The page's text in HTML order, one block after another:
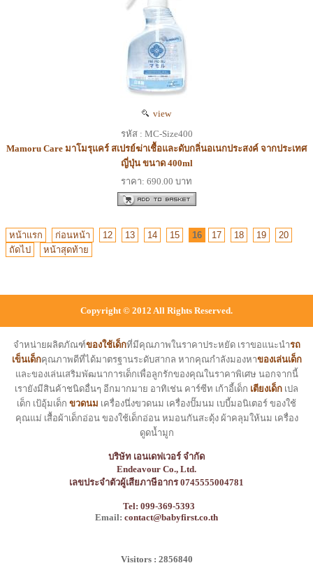
view
รหัส : MC-Size400
Mamoru Care มาโมรุแคร์ สเปรย์ฆ่าเชื้อและดับกลิ่นอเนกประสงค์ จากประเทศ
ญี่ปุ่น ขนาด 400ml
ราคา: 690.00 บาท
หน้าแรก ก่อนหน้า 12 13 14 15 16 17 18 19
20
ถัดไป
หน้าสุดท้าย
Copyright © 2012 All Rights Reserved.
จำหน่ายผลิตภัณฑ์ของใช้เด็กที่มีคุณภาพในราคาประหยัด เราขอแนะนำรถ
เข็นเด็กคุณภาพดีที่ได้มาตรฐานระดับสากล หากคุณกำลังมองหาของเล่นเด็ก
และของเล่นเสริมพัฒนาการเด็กเพื่อลูกรักของคุณในราคาพิเศษ นอกจากนี้
เรายังมีสินค้าชนิดอื่นๆ อีกมากมาย อาทิเช่น คาร์ซีท เก้าอี้เด็ก เตียงเด็ก เปล
เด็ก เป้อุ้มเด็ก ขวดนม เครื่องนึ่งขวดนม เครื่องปั๊มนม เบบี้มอนิเตอร์ ของใช้
คุณแม่ เสื้อผ้าเด็กอ่อน ของใช้เด็กอ่อน หมอนกันสะดุ้ง ผ้าคลุมให้นม เครื่อง
ดูดน้ำมูก
บริษัท เอนเดฟเวอร์ จำกัด
Endeavour Co., Ltd.
เลขประจำตัวผู้เสียภาษีอากร 0745555004781
Tel: 099-369-5393
Email: contact@babyfirst.co.th
Visitors : 2856840